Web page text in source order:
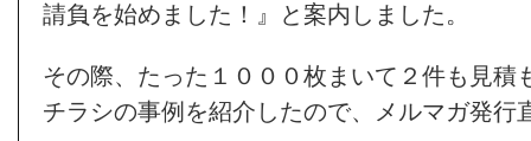
請負を始めました！』と案内しました。
その際、たった１０００枚まいて２件も見積
チラシの事例を紹介したので、メルマガ発行